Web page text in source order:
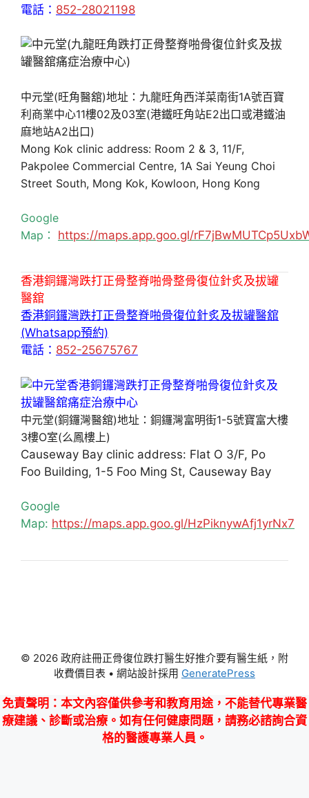
電話： 852-28021198
中元堂(旺角醫舘)地址：九龍旺角西洋菜南街1A號百寶
利商業中心11樓02及03室(港鐵旺角站E2出口或港鐵油
麻地站A2出口)
Mong Kok clinic address: Room 2 & 3, 11/F,
Pakpolee Commercial Centre, 1A Sai Yeung Choi
Street South, Mong Kok, Kowloon, Hong Kong
Google
Map： https://maps.app.goo.gl/
香港銅鑼灣跌打正骨整脊啪骨整骨復位針炙及拔罐
醫舘
香港銅鑼灣跌打正骨整脊啪骨復位針炙及拔罐醫舘
(Whatsapp預約)
電話： 852-25675767
中元堂(銅鑼灣醫舘)地址：銅鑼灣富明街1-5號寶富大樓
3樓O室(么鳳樓上)
Causeway Bay clinic address: Flat O 3/F, Po
Foo Building, 1-5 Foo Ming St, Causeway Bay
Google
Map: https://maps.app.goo.gl/HzPiknywAfj1yrNx7
© 2026 政府註冊正骨復位跌打醫生好推介要有醫生紙，附
收費價目表 • 網站設計採用 GeneratePress
免責聲明 ：本文內容僅供參考和教育用途，不能替代專業醫
療建議、診斷或治療。如有任何健康問題，請務必諮詢合資
格的醫護專業人員。